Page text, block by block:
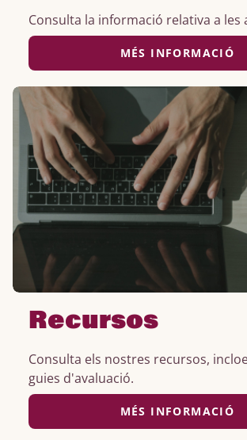
Consulta la informació relativa a les
MÉS INFORMACIÓ
Recursos
Consulta els nostres recursos,
guies d'avaluació.
MÉS INFORMACIÓ